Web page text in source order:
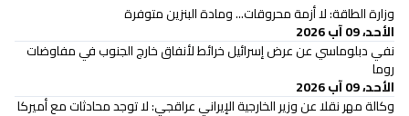
وزارة الطاقة: لا أزمة محروقات... ومادة البنزين متوفرة
الأحد، 09 آب 2026
نفي دبلوماسي عن عرض إسرائيل خرائط لأنفاق خارج الجنوب في مفاوضات
روما
الأحد، 09 آب 2026
وكالة مهر نقلا عن وزير الخارجية الإيراني عراقجي: لا توجد محادثات مع أميركا